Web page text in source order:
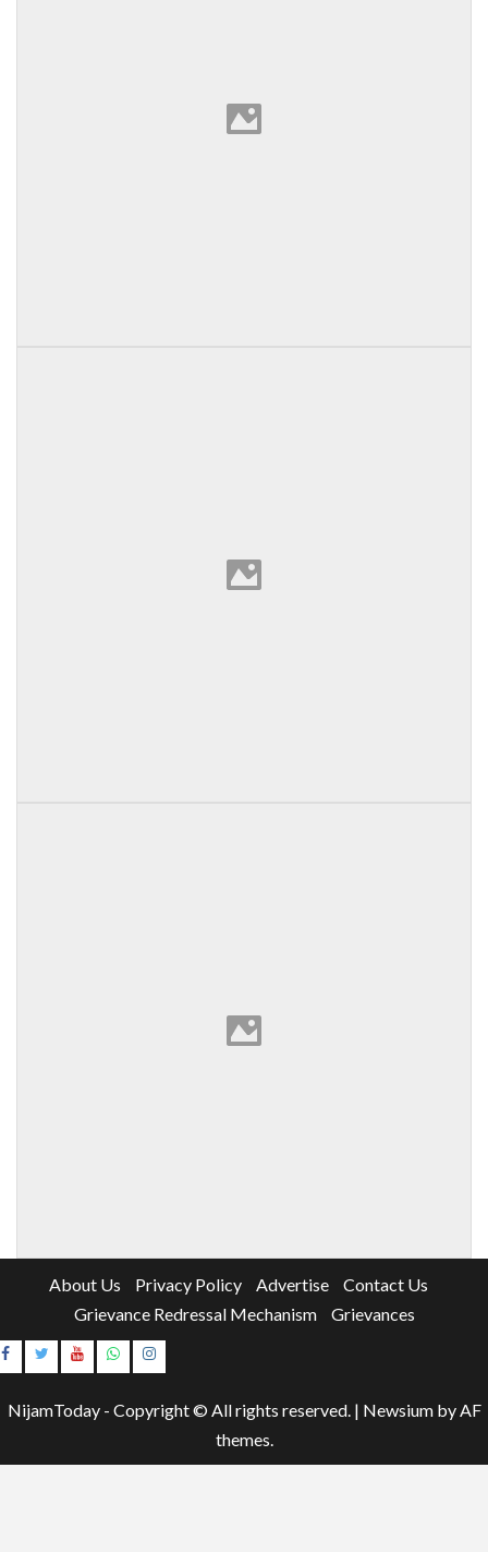
About Us Privacy Policy Advertise
Contact Us
Grievance Redressal Mechanism
Grievances
Instagram
NijamToday - Copyright © All rights reserved. | Newsiumby AF
themes.